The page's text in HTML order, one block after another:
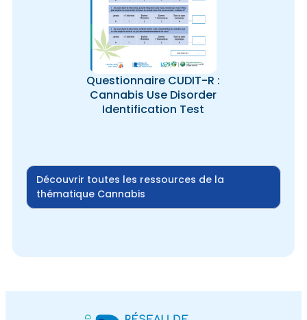
Questionnaire CUDIT-R :
Cannabis Use Disorder
Identification Test
Découvrir toutes les ressources de la
thématique Cannabis